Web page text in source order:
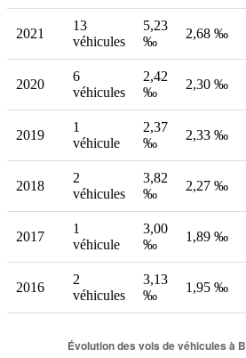
2021
13
véhicules
5,23
‰
2,68 ‰
2020
6
véhicules
2,42
‰
2,30 ‰
2019
1
véhicule
2,37
‰
2,33 ‰
2018
2
véhicules
3,82
‰
2,27 ‰
2017
1
véhicule
3,00
‰
1,89 ‰
2016
2
véhicules
3,13
‰
1,95 ‰